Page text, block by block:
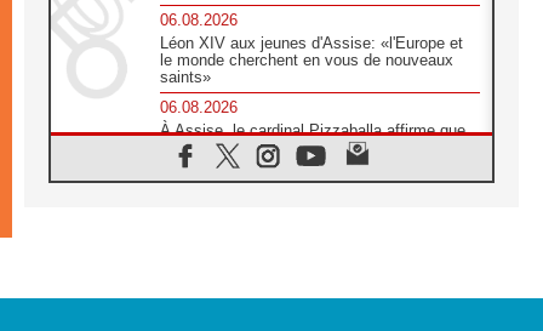
06.08.2026
Léon XIV aux jeunes d'Assise: «l'Europe et
le monde cherchent en vous de nouveaux
saints»
06.08.2026
À Assise, le cardinal Pizzaballa affirme que
«les chrétiens veulent la paix»
06.08.2026